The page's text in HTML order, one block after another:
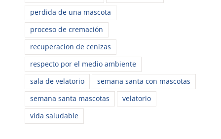
perdida de una mascota
proceso de cremación
recuperacion de cenizas
respecto por el medio ambiente
sala de velatorio
semana santa con mascotas
semana santa mascotas
velatorio
vida saludable